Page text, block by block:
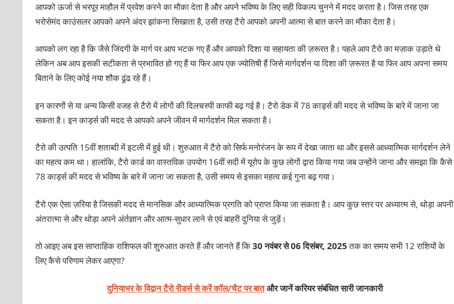
आपको ऊर्जा से भरपूर माहौल में प्रवेश करने का मौका देता है और अपने भविष्‍य के लिए सही विकल्‍प चुनने में मदद करता है। जिस तरह एक
भरोसेमंद काउंसलर आपको अपने अंदर झांकना सिखाता है, उसी तरह टैरो आपको अपनी आत्‍मा से बात करने का मौका देता है।
आपको लग रहा है कि जैसे जिंदगी के मार्ग पर आप भटक गए हैं और आपको दिशा या सहायता की ज़रूरत है। पहले आप टैरो का मज़ाक उड़ाते थे
लेकिन अब आप इसकी सटीकता से प्रभावित हो गए हैं या फिर आप एक ज्‍योतिषी हैं जिसे मार्गदर्शन या दिशा की ज़रूरत है या फिर आप अपना समय
बिताने के लिए कोई नया शौक ढूंढ रहे हैं।
इन कारणों से या अन्‍य किसी वजह से टैरो में लोगों की दिलचस्‍पी काफी बढ़ गई है। टैरो डेक में 78 कार्ड्स की मदद से भविष्य के बारे में जाना जा
सकता है। इन कार्ड्स की मदद से आपको अपने जीवन में मार्गदर्शन मिल सकता है।
टैरो की उत्पति 15वीं शताब्‍दी में इटली में हुई थी। शुरुआत में टैरो को सिर्फ मनोरंजन के रूप में देखा जाता था और इससे आध्‍यात्मिक मार्गदर्शन लेने
का महत्‍व कम था। हालांकि, टैरो कार्ड का वास्तविक उपयोग 16वीं सदी में यूरोप के कुछ लोगों द्वारा किया गया जब उन्होंने जाना और समझा कि कैसे
78 कार्ड्स की मदद से भविष्य के बारे में जाना जा सकता है, उसी समय से इसका महत्व कई गुना बढ़ गया।
टैरो एक ऐसा ज़रिया है जिसकी मदद से मानसिक और आध्‍यात्मिक प्रगति को प्राप्‍त किया जा सकता है। आप कुछ स्‍तर पर अध्‍यात्‍म से, थोड़ा अपनी
अंतरात्‍मा से और थोड़ा अपने अंर्तज्ञान और आत्‍म-सुधार लाने से एवं बाहरी दुनिया से जुड़ें।
तो आइए अब इस साप्ताहिक राशिफल की शुरुआत करते हैं और जानते हैं कि30 नवंबर से 06 दिसंबर, 2025तक का समय सभी 12 राशियों के
लिए कैसे परिणाम लेकर आएगा?
दुनियाभर के विद्वान टैरो रीडर्स से करें कॉल/चैट पर बातऔर जानें करियर संबंधित सारी जानकारी